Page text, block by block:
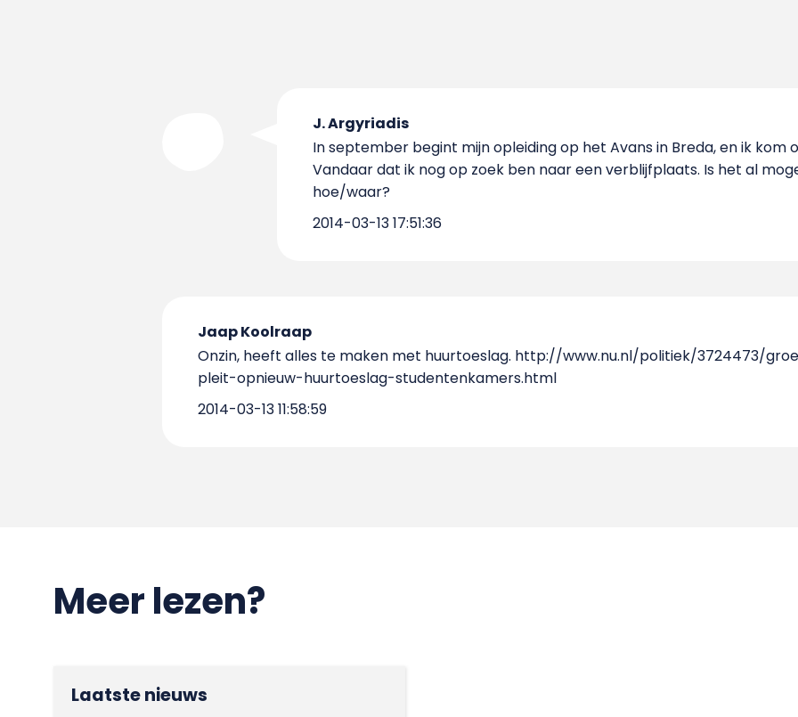
J. Argyriadis
In september begint mijn opleiding op het Avans in Breda, en ik kom
Vandaar dat ik nog op zoek ben naar een verblijfplaats. Is het al
hoe/waar?
2014-03-13 17:51:36
Jaap Koolraap
Onzin, heeft alles te maken met huurtoeslag. http://www.nu.nl/politiek/3724473/
pleit-opnieuw-huurtoeslag-studentenkamers.html
2014-03-13 11:58:59
Meer lezen?
Laatste nieuws